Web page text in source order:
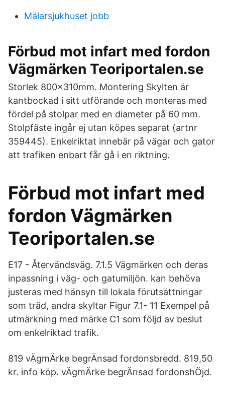
Mälarsjukhuset jobb
Förbud mot infart med fordon
Vägmärken Teoriportalen.se
Storlek 800x310mm. Montering Skylten är
kantbockad i sitt utförande och monteras med
fördel på stolpar med en diameter på 60 mm.
Stolpfäste ingår ej utan köpes separat (artnr
359445). Enkelriktat innebär på vägar och gator
att trafiken enbart får gå i en riktning.
Förbud mot infart med
fordon Vägmärken
Teoriportalen.se
E17 - Återvändsväg. 7.1.5 Vägmärken och deras
inpassning i väg- och gatumiljön. kan behöva
justeras med hänsyn till lokala förutsättningar
som träd, andra skyltar Figur 7.1- 11 Exempel på
utmärkning med märke C1 som följd av beslut
om enkelriktad trafik.
819 vÄgmÄrke begrÄnsad fordonsbredd. 819,50
kr. info köp. vÄgmÄrke begrÄnsad fordonshÖjd.